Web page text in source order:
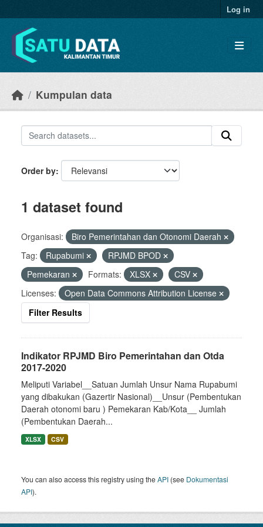
Log in
Kumpulan data
Order by
1 dataset found
Organisasi:
Biro Pemerintahan dan Otonomi Daerah
Tag:
Rupabumi
RPJMD BPOD
Pemekaran
Formats: XLSX
CSV
Licenses:
Open Data Commons Attribution License
Filter Results
Indikator RPJMD Biro Pemerintahan dan Otda
2017-2020
Meliputi Variabel__Satuan Jumlah Unsur Nama Rupabumi
yang dibakukan (Gazertir Nasional)__Unsur (Pembentukan
Daerah otonomi baru ) Pemekaran Kab/Kota__ Jumlah
(Pembentukan Daerah...
XLSX CSV
You can also access this registry using theAPI (see Dokumentasi
API).